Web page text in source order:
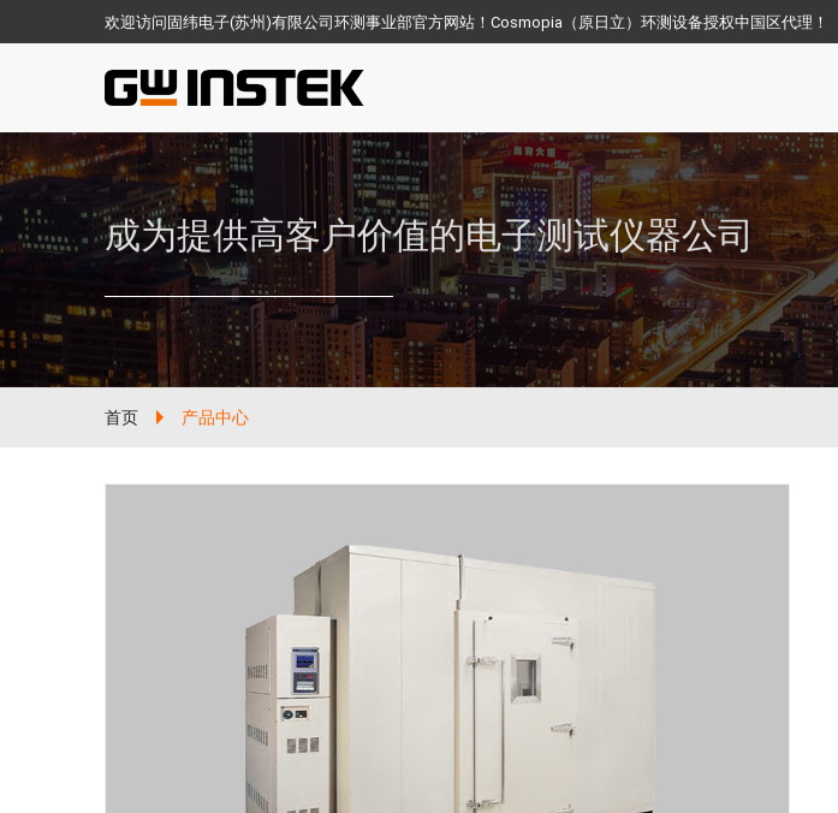
欢迎访问固纬电子(苏州)有限公司环测事业部官方网站！Cosmopia（原日立）环测设备授权中国区代理！
成为提供高客户价值的电子测试仪器公司
首页 产品中心